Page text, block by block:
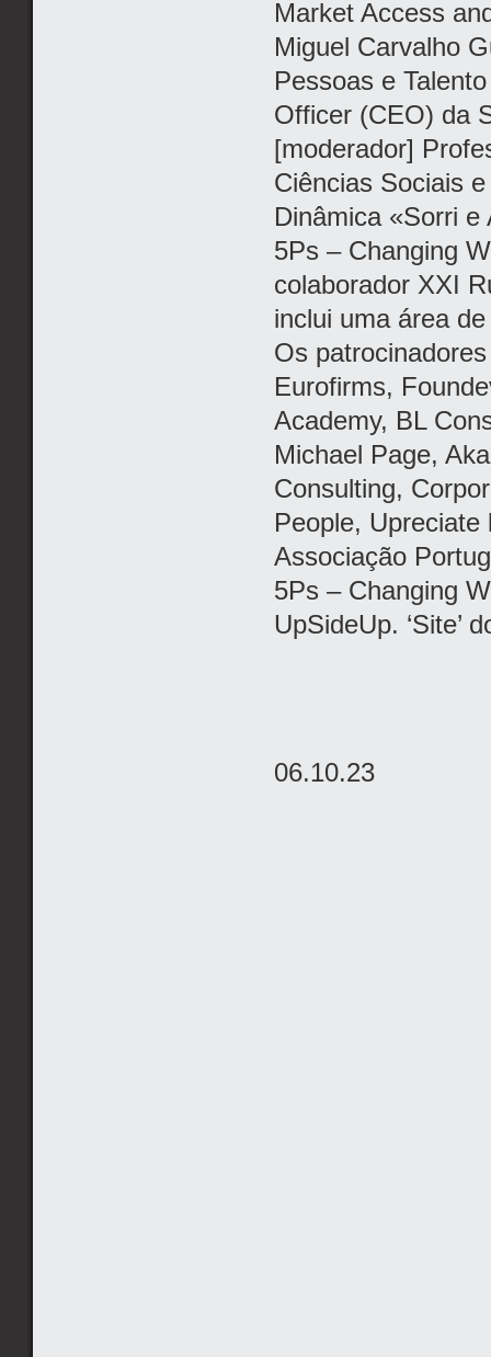
Market Access
Miguel Carvalho
Pessoas e
Officer (CEO) da
[moderador]
Ciências Sociais
Dinâmica «Sorri
5Ps – Changing
colaborador XXI
inclui uma área
Os
Eurofirms,
Academy, BL
Michael Page,
Consulting,
People,
Associação
5Ps – Changing
UpSideUp. ‘Site’
06.10.23